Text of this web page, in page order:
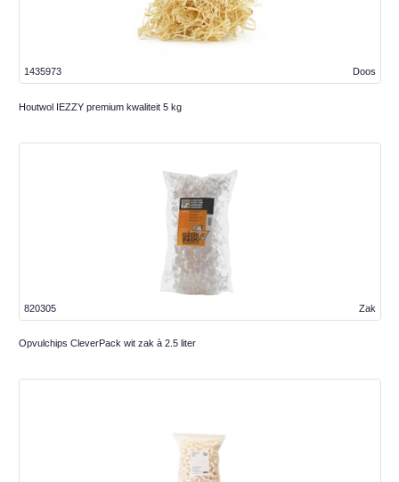
Doos
1435973
Houtwol IEZZY premium kwaliteit 5 kg
Zak
820305
Opvulchips CleverPack wit zak à 2.5 liter